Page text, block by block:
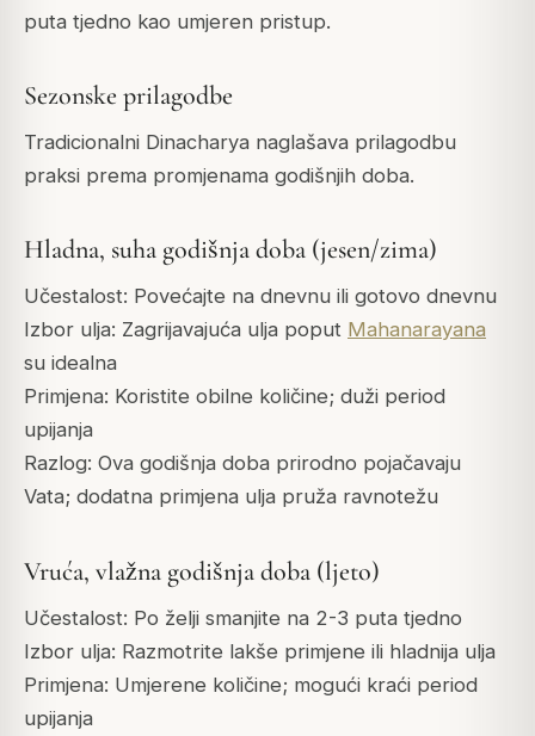
puta tjedno kao umjeren pristup.
Sezonske prilagodbe
Tradicionalni Dinacharya naglašava prilagodbu
praksi prema promjenama godišnjih doba.
Hladna, suha godišnja doba (jesen/zima)
Učestalost: Povećajte na dnevnu ili gotovo dnevnu
Izbor ulja: Zagrijavajuća ulja poput Mahanarayana
su idealna
Primjena: Koristite obilne količine; duži period
upijanja
Razlog: Ova godišnja doba prirodno pojačavaju
Vata; dodatna primjena ulja pruža ravnotežu
Vruća, vlažna godišnja doba (ljeto)
Učestalost: Po želji smanjite na 2-3 puta tjedno
Izbor ulja: Razmotrite lakše primjene ili hladnija ulja
Primjena: Umjerene količine; mogući kraći period
upijanja